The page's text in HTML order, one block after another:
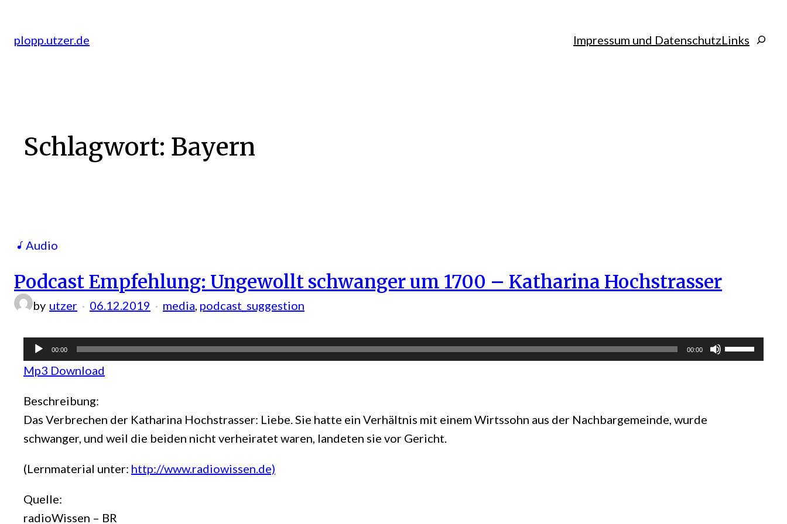
springen
plopp.utzer.de Impressum und DatenschutzLinks Search
Schlagwort: Bayern
Audio
Podcast Empfehlung: Ungewollt schwanger um 1700 – Katharina Hochstrasser
by utzer 06.12.2019 media podcast_suggestion
Audio-
Player
00:00 00:00
Pfeiltasten
Hoch/
Mp3 Download
Beschreibung:
Das Verbrechen der Katharina Hochstrasser: Liebe. Sie hatte ein Verhältnis mit einem Wirtssohn aus der Nachbargemeinde, wurde
schwanger, und weil die beiden nicht verheiratet waren, landeten sie vor Gericht.
(Lernmaterial unter: http://www.radiowissen.de)
Quelle:
radioWissen – BR